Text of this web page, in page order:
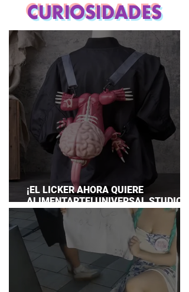
CURIOSIDADES
¡EL LICKER AHORA QUIERE
ALIMENTARTE! UNIVERSAL STUDIOS
JAPAN PRESENTA SU TERRORÍFICA
COLECCIÓN DE RESIDENT EVIL